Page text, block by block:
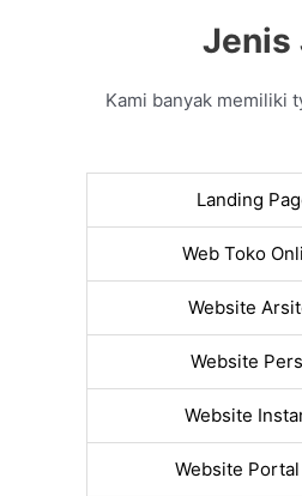
Jenis
Kami banyak memiliki
Landing
Web Toko
Website
Website
Website
Website